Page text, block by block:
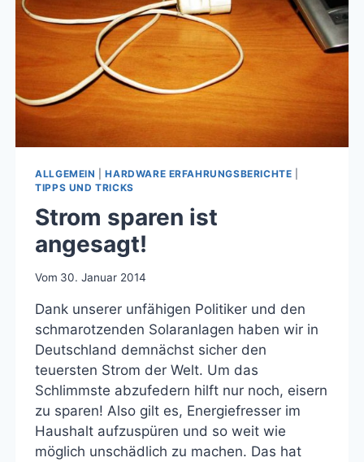
ALLGEMEIN |HARDWARE ERFAHRUNGSBERICHTE
TIPPS UND TRICKS
Strom sparen ist
angesagt!
Vom 30. Januar 2014
Dank unserer unfähigen Politiker und den
schmarotzenden Solaranlagen haben wir in
Deutschland demnächst sicher den
teuersten Strom der Welt. Um das
Schlimmste abzufedern hilft nur noch, eisern
zu sparen! Also gilt es, Energiefresser im
Haushalt aufzuspüren und so weit wie
möglich unschädlich zu machen. Das hat